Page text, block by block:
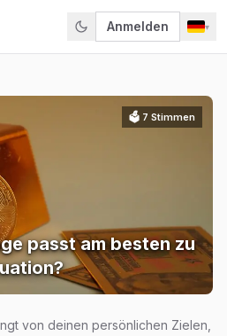
Anmelden ▾
🗳 7 Stimmen
passt am besten zu
von deinen persönlichen Zielen,